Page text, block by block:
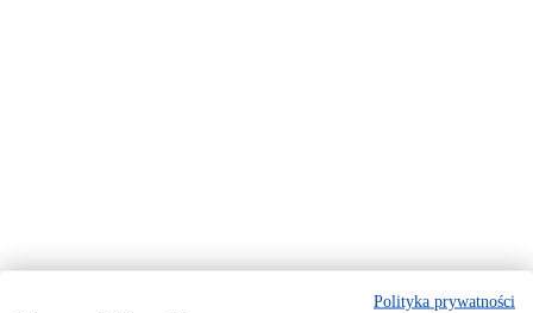
Polityka prywatności